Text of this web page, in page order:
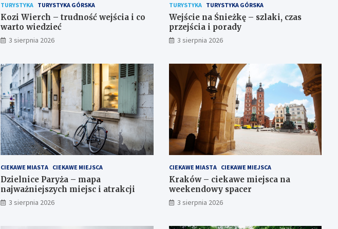
TURYSTYKA TURYSTYKA GÓRSKA
Kozi Wierch – trudność wejścia i co
warto wiedzieć
3 sierpnia 2026
TURYSTYKA TURYSTYKA GÓRSKA
Wejście na Śnieżkę – szlaki, czas
przejścia i porady
3 sierpnia 2026
CIEKAWE MIASTA CIEKAWE MIEJSCA
Dzielnice Paryża – mapa
najważniejszych miejsc i atrakcji
3 sierpnia 2026
CIEKAWE MIASTA CIEKAWE MIEJSCA
Kraków – ciekawe miejsca na
weekendowy spacer
3 sierpnia 2026